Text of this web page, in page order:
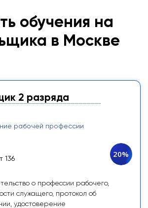
обучения на
в Москве
2 разряда
рабочей профессии
136
о профессии рабочего,
служащего, протокол об
удостоверение
20%